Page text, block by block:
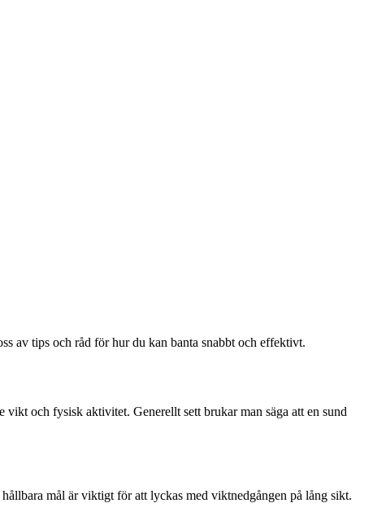
av tips och råd för hur du kan banta snabbt och effektivt.
och fysisk aktivitet. Generellt sett brukar man säga att en sund
mål är viktigt för att lyckas med viktnedgången på lång sikt.